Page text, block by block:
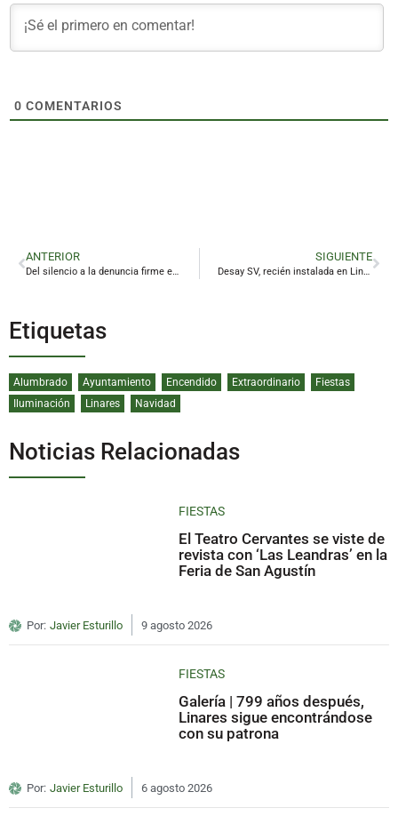
0 COMENTARIOS
ANTERIOR
Del silencio a la denuncia firme e institucional contra la violencia machista
SIGUIENTE
Desay SV, recién instalada en Linares, irrumpe en los Premios Andalucía Trade
Etiquetas
Alumbrado Ayuntamiento Encendido Extraordinario
Fiestas
Iluminación
Linares Navidad
Noticias Relacionadas
FIESTAS
El Teatro Cervantes se viste de
revista con ‘Las Leandras’ en la
Feria de San Agustín
Por: Javier Esturillo 9 agosto 2026
FIESTAS
Galería | 799 años después,
Linares sigue encontrándose
con su patrona
Por: Javier Esturillo 6 agosto 2026